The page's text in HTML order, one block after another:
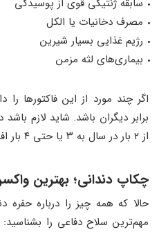
سابقه ژنتیکی قوی از پوسیدگی
مصرف دخانیات یا الکل
رژیم غذایی بسیار شیرین
بیماری‌های لثه مزمن
اگر چند مورد از این فاکتورها
برابر دیگران باشد. شاید لازم
از ۲ بار در سال به ۳ یا حتی ۴ بار افزایش یابد.
چکاپ دندانی؛ بهترین
حالا که همه چیز را درباره
مهم‌ترین سلاح دفاعی را